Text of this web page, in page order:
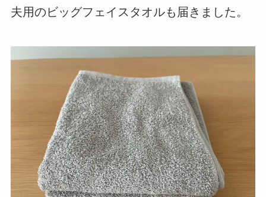
夫用のビッグフェイスタオルも届きました。